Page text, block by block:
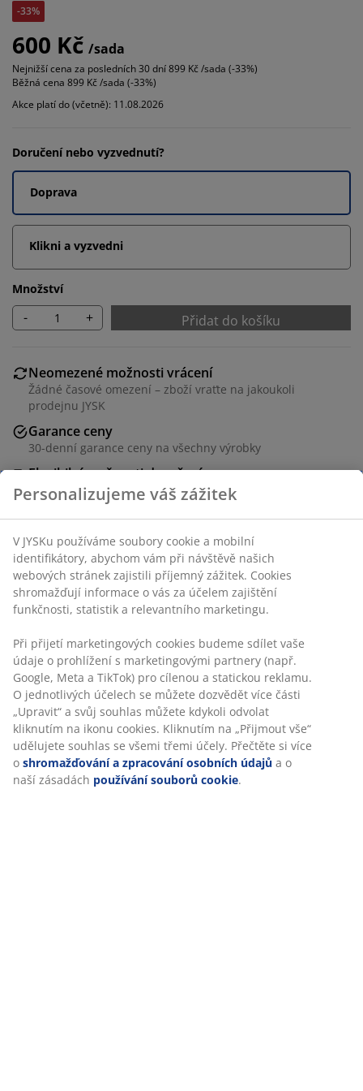
-33%
600 Kč /sada
Nejnižší cena za posledních 30 dní899 Kč /sada (-33%)
Běžná cena 899 Kč /sada (-33%)
Akce platí do (včetně): 11.08.2026
Doručení nebo vyzvednutí?
Doprava
Klikni a vyzvedni
Množství
- + Přidat do košíku
Neomezené možnosti vrácení
Žádné časové omezení – zboží vraťte na jakoukoli
prodejnu JYSK
Garance ceny
30-denní garance ceny na všechny výrobky
Flexibilní možnosti doručení
Rychlá a snadná doprava podle vašich představ
Skladová položka: 7392870
Hodnocení
(1)
O značce
Personalizujeme váš zážitek
V JYSKu používáme soubory cookie a mobilní
identifikátory, abychom vám při návštěvě našich
webových stránek zajistili příjemný zážitek. Cookies
shromažďují informace o vás za účelem zajištění
funkčnosti, statistik a relevantního marketingu.
Při přijetí marketingových cookies budeme sdílet vaše
údaje o prohlížení s marketingovými partnery (např.
Google, Meta a TikTok) pro cílenou a statickou reklamu.
O jednotlivých účelech se můžete dozvědět více části
„Upravit“ a svůj souhlas můžete kdykoli odvolat
kliknutím na ikonu cookies. Kliknutím na „Přijmout vše“
udělujete souhlas se všemi třemi účely. Přečtěte si více
o shromažďování a zpracování osobních údajů a o
naší zásadách používání souborů cookie.